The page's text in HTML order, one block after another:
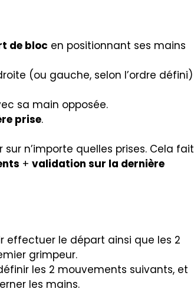
de bloc en positionnant ses mains
(ou gauche, selon l’ordre défini)
sa main opposée.
prise.
n’importe quelles prises. Cela fait
+ validation sur la dernière
effectuer le départ ainsi que les 2
grimpeur.
les 2 mouvements suivants, et
les mains.